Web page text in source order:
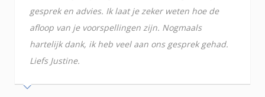
gesprek en advies. Ik laat je zeker weten hoe de
afloop van je voorspellingen zijn. Nogmaals
hartelijk dank, ik heb veel aan ons gesprek gehad.
Liefs Justine.